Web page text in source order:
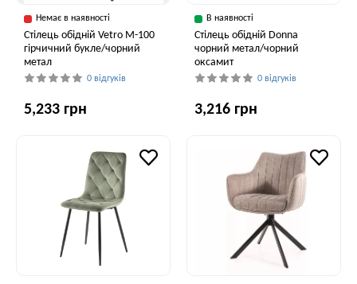
Немає в наявності
Стілець обідній Vetro M-100
гірчичний букле/чорний
метал
0 відгуків
5,233 грн
В наявності
Стілець обідній Donna
чорний метал/чорний
оксамит
0 відгуків
3,216 грн